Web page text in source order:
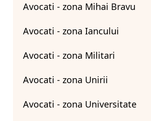
Avocati - zona Mihai Bravu
Avocati - zona Iancului
Avocati - zona Militari
Avocati - zona Unirii
Avocati - zona Universitate